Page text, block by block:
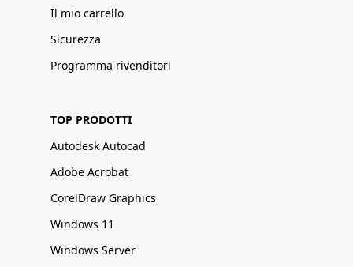
Il mio carrello
Sicurezza
Programma rivenditori
TOP PRODOTTI
Autodesk Autocad
Adobe Acrobat
CorelDraw Graphics
Windows 11
Windows Server